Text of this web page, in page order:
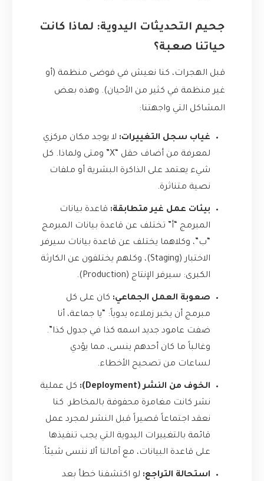
جحيم التحديثات اليدوية: لماذا كانت
حياتنا صعبة؟
قبل الهجرات، كنا نعيش في فوضى منظمة (أو
غير منظمة في كثير من الأحيان). وهذه بعض
المشاكل التي واجهتنا:
غياب سجل التغييرات: لا يوجد مكان مركزي
لمعرفة من أضاف حقل “X” ومتى ولماذا. كل
شيء يعتمد على الذاكرة البشرية أو ملفات
نصية متناثرة.
بيئات عمل غير متطابقة: قاعدة بيانات
المبرمج “أ” تختلف عن قاعدة بيانات المبرمج
“ب”، وكلاهما يختلف عن قاعدة بيانات سيرفر
الاختبار (Staging)، وكلهم يختلفون عن الكارثة
الكبرى: سيرفر الإنتاج (Production).
صعوبة العمل الجماعي: كان على كل
مبرمج أن يخبر زملاءه يدوياً: “يا جماعة، أنا
ضفت عامود جديد اسمه كذا في جدول كذا”.
وغالباً ما كان أحدهم ينسى، مما يؤدي
لساعات من تصحيح الأخطاء.
الخوف من النشر (Deployment):
كل عملية
نشر كانت مغامرة محفوفة بالمخاطر. كنا
نعقد اجتماعاً قصيراً قبل النشر لمجرد عمل
قائمة بالتغييرات اليدوية التي يجب تنفيذها
على قاعدة البيانات، مع آمالنا ألا ننسى شيئاً.
استحالة التراجع: لو اكتشفنا خطأ بعد